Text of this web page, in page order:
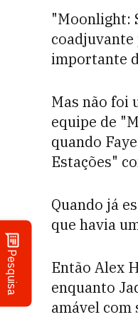
Pesquisa
"Moonlight:
importante
Mas não foi
equipe de
quando
Estações"
Quando já
que havia
Então Alex
enquanto
amável com